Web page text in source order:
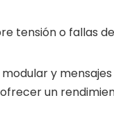
tensión o fallas
y
un